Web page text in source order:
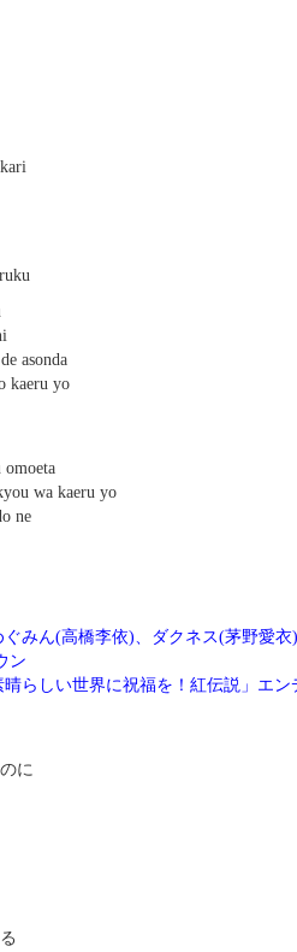
asonda
kaeru yo
omoeta
wa kaeru yo
ne
みん(高橋李依)、ダクネス(茅野愛衣)
ン
らしい世界に祝福を！紅伝説」エン
に